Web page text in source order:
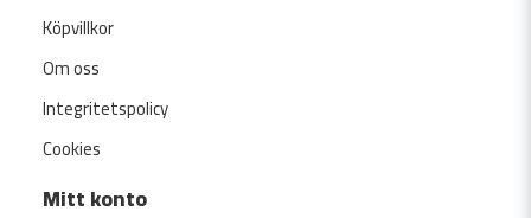
Köpvillkor
Om oss
Integritetspolicy
Cookies
Mitt konto